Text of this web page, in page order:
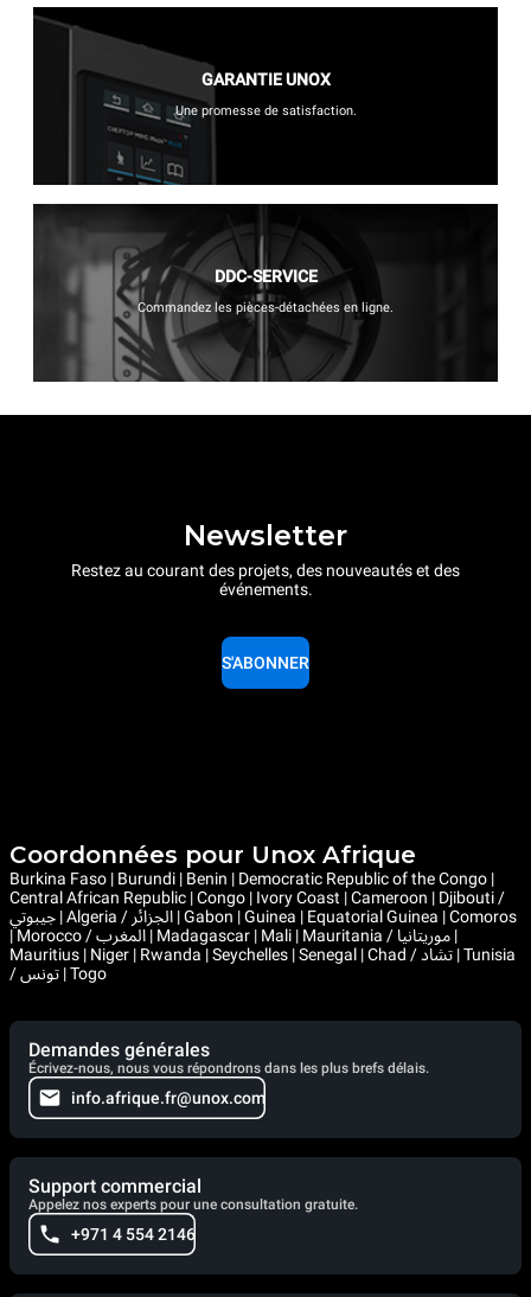
GARANTIE UNOX
Une promesse de satisfaction.
DDC-SERVICE
Commandez les pièces-détachées en ligne.
Newsletter
Restez au courant des projets, des nouveautés et des
événements.
S'ABONNER
Coordonnées pour Unox Afrique
Burkina Faso | Burundi | Benin | Democratic Republic of the Congo |
Central African Republic | Congo | Ivory Coast | Cameroon | Djibouti /
جيبوتي | Algeria / الجزائر | Gabon | Guinea | Equatorial Guinea | Comoros
| Morocco / المغرب | Madagascar | Mali | Mauritania / موريتانيا |
Mauritius | Niger | Rwanda | Seychelles | Senegal | Chad / تشاد | Tunisia
/ تونس | Togo
Demandes générales
Écrivez-nous, nous vous répondrons dans les plus brefs délais.
info.afrique.fr@unox.com
Support commercial
Appelez nos experts pour une consultation gratuite.
+971 4 554 2146